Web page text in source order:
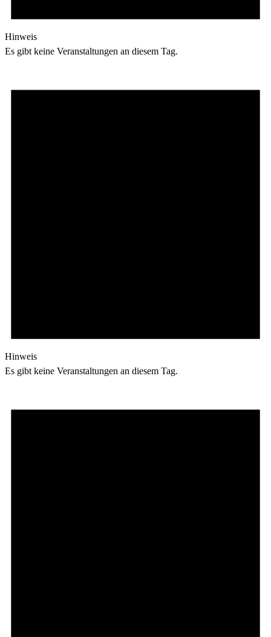
Hinweis
Es gibt keine Veranstaltungen an diesem Tag.
Hinweis
Es gibt keine Veranstaltungen an diesem Tag.